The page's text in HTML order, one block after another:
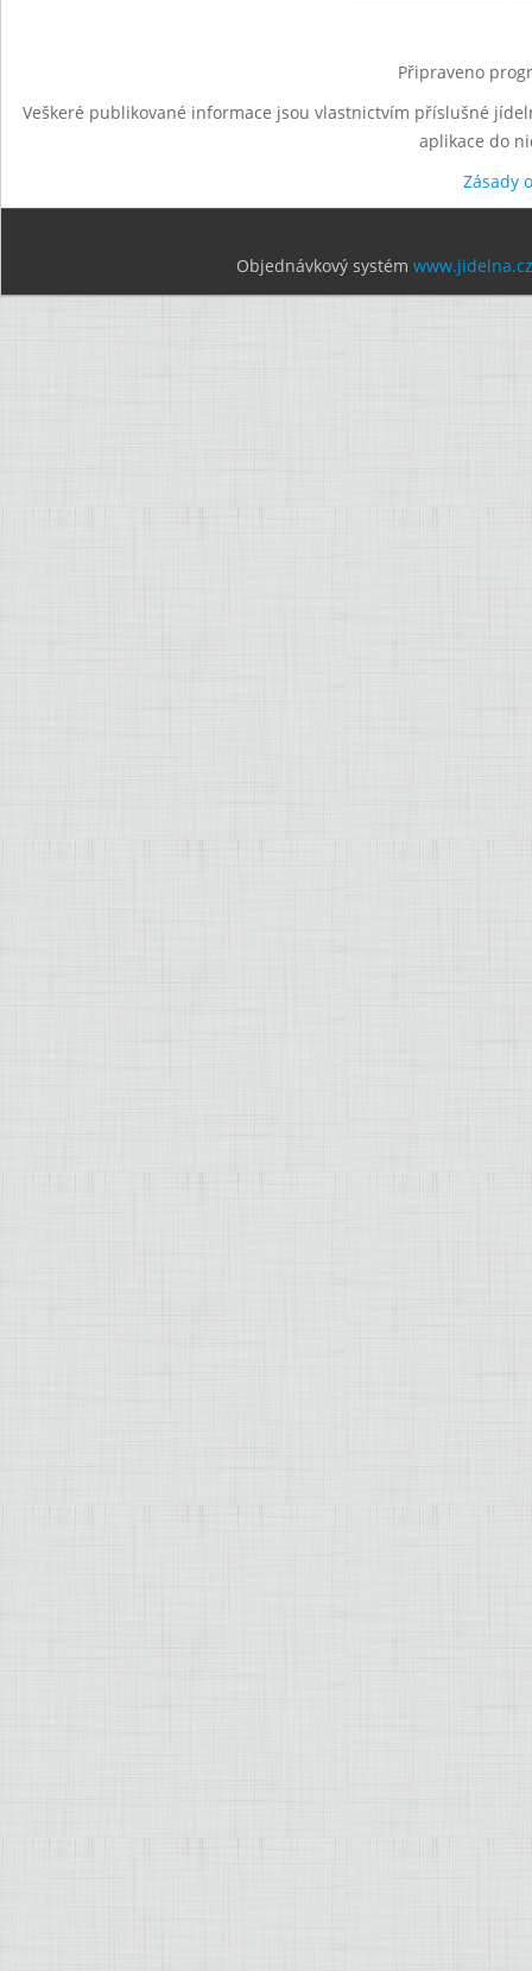
Připraveno
Veškeré publikované informace jsou vlastnictvím příslušné
aplikace do
Zásady
Objednávkový systém www.jidelna.cz